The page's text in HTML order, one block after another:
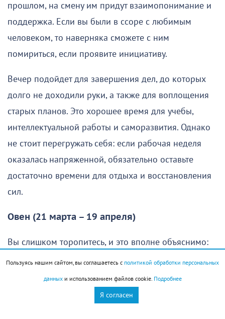
прошлом, на смену им придут взаимопонимание и
поддержка. Если вы были в ссоре с любимым
человеком, то наверняка сможете с ним
помириться, если проявите инициативу.
Вечер подойдет для завершения дел, до которых
долго не доходили руки, а также для воплощения
старых планов. Это хорошее время для учебы,
интеллектуальной работы и саморазвития. Однако
не стоит перегружать себя: если рабочая неделя
оказалась напряженной, обязательно оставьте
достаточно времени для отдыха и восстановления
сил.
Овен (21 марта – 19 апреля)
Вы слишком торопитесь, и это вполне объяснимо:
хочется как можно скорее осуществить свои планы
и получить хороший результат. Однако без
продуманной стратегии едва ли удастся добиться
желаемого. Именно поэтому в начале дня стоит
Пользуясь нашим сайтом, вы соглашаетесь с политикой обработки персональных
данныхи использованием файлов cookie. Подробнее
Я согласен